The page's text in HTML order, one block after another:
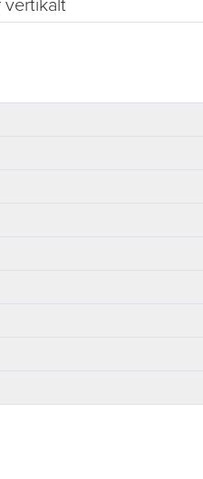
vertikalt